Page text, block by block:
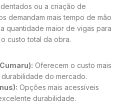
ou a criação de
demandam mais tempo de mão
quantidade maior de vigas para
custo total da obra.
Oferecem o custo mais
do mercado.
Opções mais acessíveis
durabilidade.